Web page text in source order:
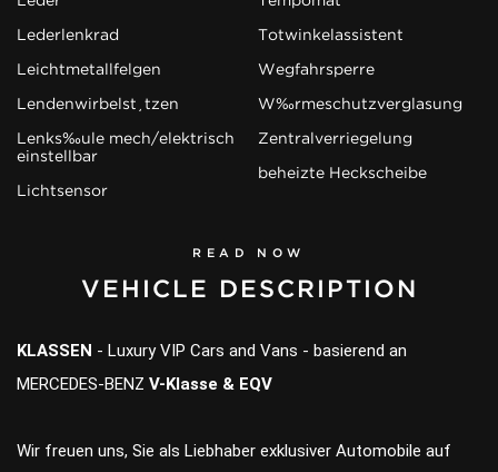
Lederlenkrad
Leichtmetallfelgen
Lendenwirbelstützen
Lenksäule mech/elektrisch
einstellbar
Lichtsensor
Totwinkelassistent
Wegfahrsperre
Wärmeschutzverglasung
Zentralverriegelung
beheizte Heckscheibe
READ NOW
VEHICLE DESCRIPTION
KLASSEN - Luxury VIP Cars and Vans - basierend an
MERCEDES-BENZ V-Klasse & EQV
Wir freuen uns, Sie als Liebhaber exklusiver Automobile auf